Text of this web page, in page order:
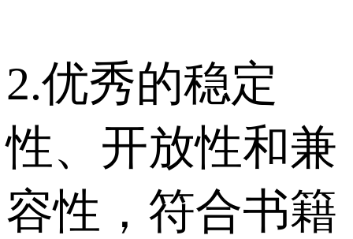
2.优秀的稳定
性、开放性和兼
容性，符合书籍